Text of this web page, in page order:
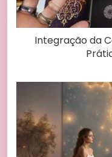
Integração da